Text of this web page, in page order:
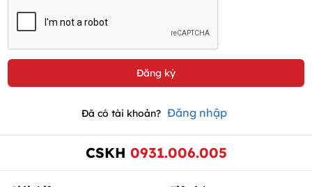
Đã có tài khoản? Đăng nhập
CSKH 0931.006.005